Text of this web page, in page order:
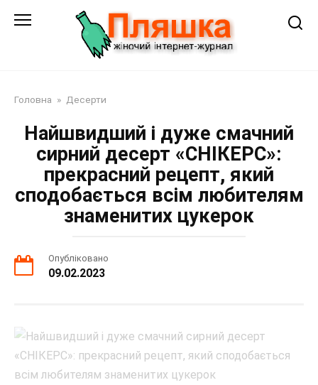
Головна » Десерти
Найшвидший і дуже смачний
сирний десерт «СНІКЕРС»:
прекрасний рецепт, який
сподобається всім любителям
знаменитих цукерок
Опубліковано
09.02.2023